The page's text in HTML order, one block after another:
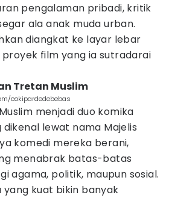
pengalaman pribadi, kritik
ala anak muda urban.
diangkat ke layar lebar
proyek film yang ia sutradarai
Tretan Muslim
cokipardedebebas
menjadi duo komika
lewat nama Majelis
komedi mereka berani,
menabrak batas-batas
agama, politik, maupun sosial.
kuat bikin banyak